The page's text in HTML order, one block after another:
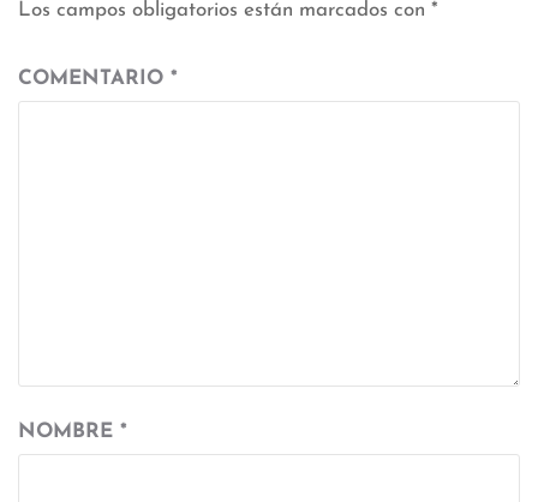
Los campos obligatorios están marcados con *
COMENTARIO *
NOMBRE *